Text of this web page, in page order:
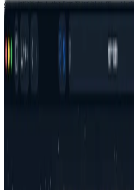
站，听说有人尝试了圣诞树效果，决
改。
Hengkai YAO
Dec 7, 2025
1 min read
Read more